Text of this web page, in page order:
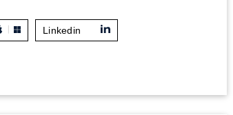
Linkedin